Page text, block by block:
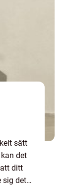
sätt
det
ditt
sig det